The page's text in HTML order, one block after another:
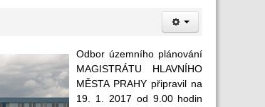
Odbor územního plánování
MAGISTRÁTU HLAVNÍHO
MĚSTA PRAHY připravil na
19. 1. 2017 od 9.00 hodin